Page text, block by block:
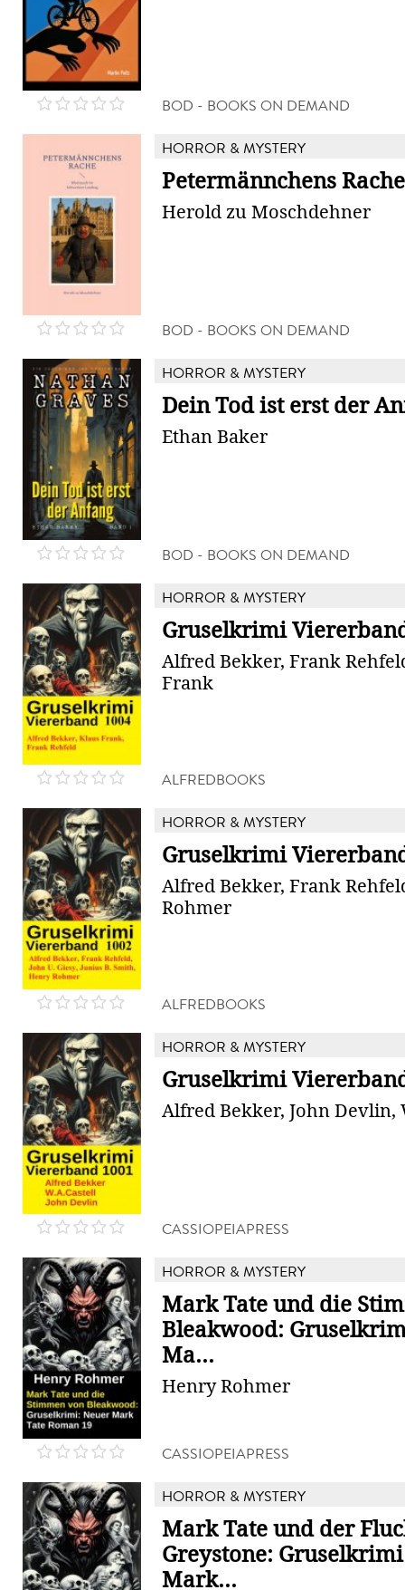
BOD - BOOKS ON DEMAND
HORROR & MYSTERY
Petermännchens Rache
Herold zu Moschdehner
BOD - BOOKS ON DEMAND
HORROR & MYSTERY
Dein Tod ist erst der
Ethan Baker
BOD - BOOKS ON DEMAND
HORROR & MYSTERY
Gruselkrimi
Alfred Bekker, Frank
Frank
ALFREDBOOKS
HORROR & MYSTERY
Gruselkrimi
Alfred Bekker, Frank
Rohmer
ALFREDBOOKS
HORROR & MYSTERY
Gruselkrimi
Alfred Bekker, John Devlin,
CASSIOPEIAPRESS
HORROR & MYSTERY
Mark Tate und die
Bleakwood:
Ma...
Henry Rohmer
CASSIOPEIAPRESS
HORROR & MYSTERY
Mark Tate und der
Greystone:
Mark...